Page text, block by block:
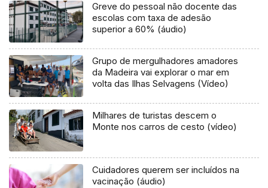
Greve do pessoal não docente das
escolas com taxa de adesão
superior a 60% (áudio)
Grupo de mergulhadores amadores
da Madeira vai explorar o mar em
volta das Ilhas Selvagens (Vídeo)
Milhares de turistas descem o
Monte nos carros de cesto (vídeo)
Cuidadores querem ser incluídos na
vacinação (áudio)